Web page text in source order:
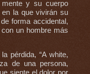
y su cuerpo
en la que vivirán su
forma accidental,
un hombre más
pérdida, “A white,
de una persona,